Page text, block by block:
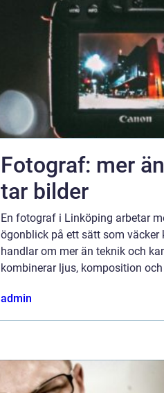
Fotograf: mer
tar bilder
En fotograf i Linköping arbetar
ögonblick på ett sätt som väcker
handlar om mer än teknik och
kombinerar ljus, komposition
admin